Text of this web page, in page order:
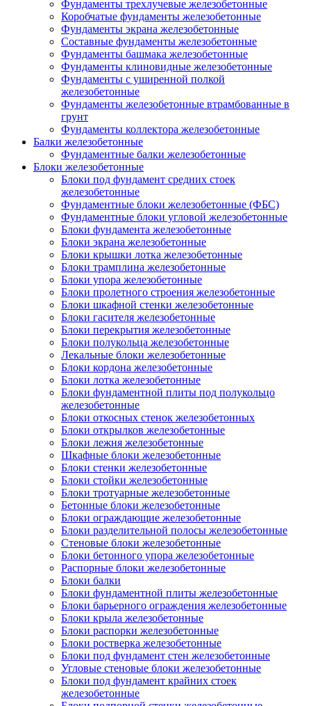
Фундаменты трехлучевые железобетонные
Коробчатые фундаменты железобетонные
Фундаменты экрана железобетонные
Составные фундаменты железобетонные
Фундаменты башмака железобетонные
Фундаменты клиновидные железобетонные
Фундаменты с уширенной полкой
железобетонные
Фундаменты железобетонные втрамбованные в
грунт
Фундаменты коллектора железобетонные
Балки железобетонные
Фундаментные балки железобетонные
Блоки железобетонные
Блоки под фундамент средних стоек
железобетонные
Фундаментные блоки железобетонные (ФБС)
Фундаментные блоки угловой железобетонные
Блоки фундамента железобетонные
Блоки экрана железобетонные
Блоки крышки лотка железобетонные
Блоки трамплина железобетонные
Блоки упора железобетонные
Блоки пролетного строения железобетонные
Блоки шкафной стенки железобетонные
Блоки гасителя железобетонные
Блоки перекрытия железобетонные
Блоки полукольца железобетонные
Лекальные блоки железобетонные
Блоки кордона железобетонные
Блоки лотка железобетонные
Блоки фундаментной плиты под полукольцо
железобетонные
Блоки откосных стенок железобетонных
Блоки открылков железобетонные
Блоки лежня железобетонные
Шкафные блоки железобетонные
Блоки стенки железобетонные
Блоки стойки железобетонные
Блоки тротуарные железобетонные
Бетонные блоки железобетонные
Блоки ограждающие железобетонные
Блоки разделительной полосы железобетонные
Стеновые блоки железобетонные
Блоки бетонного упора железобетонные
Распорные блоки железобетонные
Блоки балки
Блоки фундаментной плиты железобетонные
Блоки барьерного ограждения железобетонные
Блоки крыла железобетонные
Блоки распорки железобетонные
Блоки ростверка железобетонные
Блоки под фундамент стен железобетонные
Угловые стеновые блоки железобетонные
Блоки под фундамент крайних стоек
железобетонные